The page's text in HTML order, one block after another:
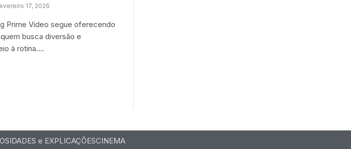
17, 2026
Prime Video segue oferecendo
busca diversão e
à rotina.…
e EXPLICAÇÕESCINEMA